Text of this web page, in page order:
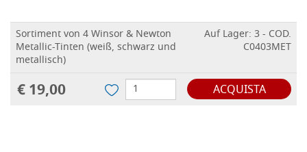
Sortiment von 4 Winsor & Newton
Metallic-Tinten (weiß, schwarz und
metallisch)
Auf Lager: 3 - COD.
C0403MET
€ 19,00 ACQUISTA